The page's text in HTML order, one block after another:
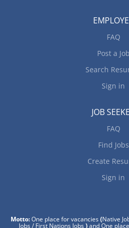
FAQ
Post a Job
Search
Sign in
JOB
FAQ
Find Jobs
Create
Sign in
Motto:One place for vacancies(Native
Jobs / First Nations Jobs)and One